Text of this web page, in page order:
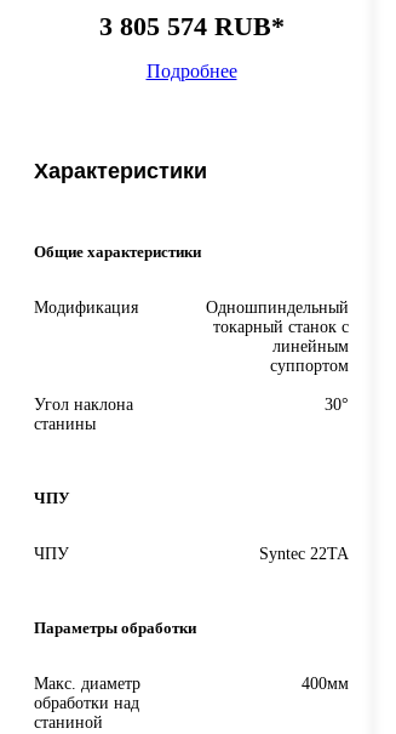
3 805 574 RUB*
Подробнее
Характеристики
Общие характеристики
Модификация
Одношпиндельный
токарный станок с
линейным
суппортом
Угол наклона
станины
30°
ЧПУ
ЧПУ Syntec 22TA
Параметры обработки
Макс. диаметр
обработки над
станиной
400мм